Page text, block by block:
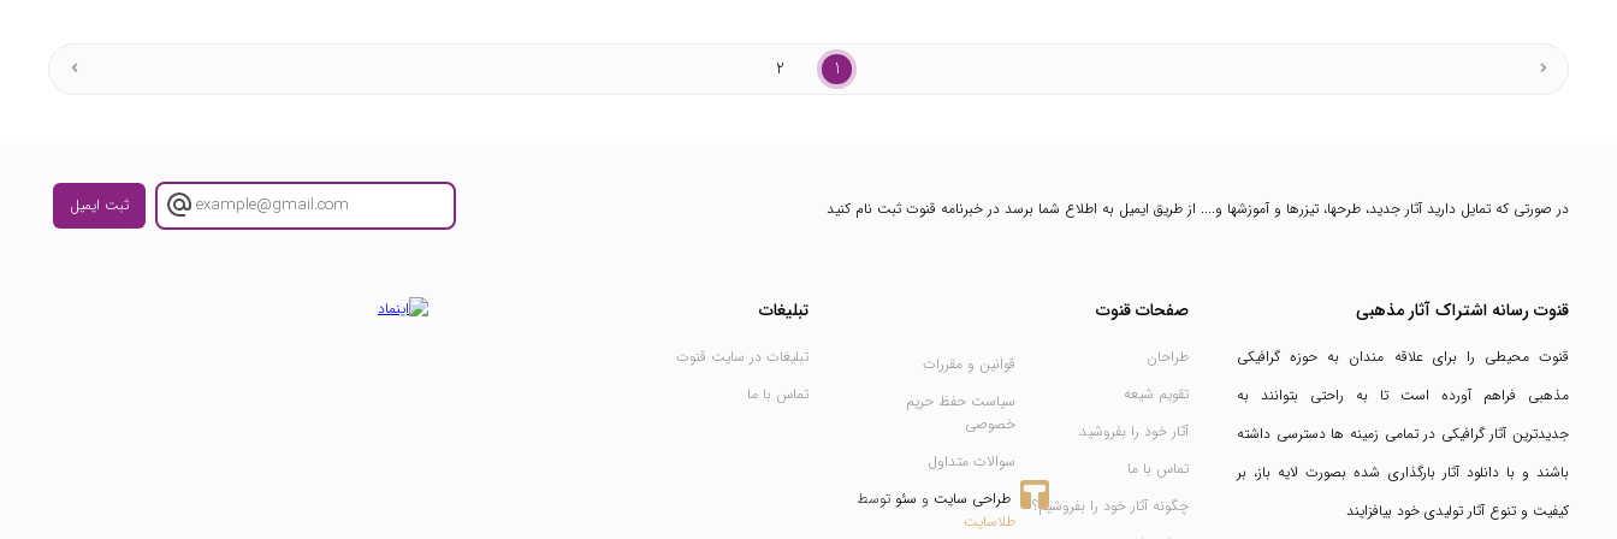
1
2
در صورتی که تمایل دارید آثار جدید، طرحها، تیزرها و آموزشها و.... از طریق ایمیل به اطلاع شما برسد در خبرنامه قنوت ثبت نام کنید ثبت ایمیل
قنوت رسانه اشتراک آثار مذهبی
قنوت محیطی را برای علاقه مندان به حوزه گرافیکی
مذهبی فراهم آورده است تا به راحتی بتوانند به
جدیدترین آثار گرافیکی در تمامی زمینه ها دسترسی داشته
باشند و با دانلود آثار بارگذاری شده بصورت لایه باز، بر
کیفیت و تنوع آثار تولیدی خود بیافزایند
صفحات قنوت
طراحان
تقویم شیعه
آثار خود را بفروشید
تماس با ما
چگونه آثار خود را بفروشیم؟
قوانین و مقررات
سیاست حفظ حریم
خصوصی
سوالات متداول
طراحی سایت و سئو توسط
طلاسایت
تبلیغات
تبلیغات در سایت قنوت
تماس با ما